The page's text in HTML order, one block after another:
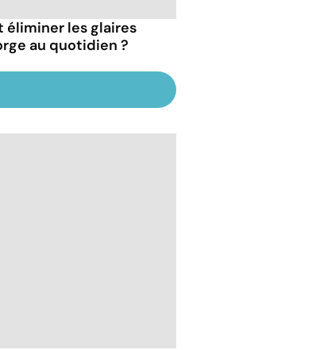
éliminer les glaires
au quotidien ?